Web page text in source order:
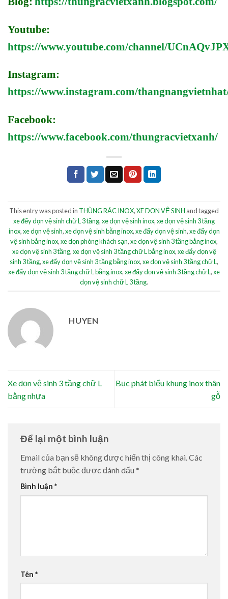
Youtube:
https://www.youtube.com/channel/
Instagram:
https://www.instagram.com/
Facebook:
https://www.facebook.com/thungracvietxanh/
This entry was posted in THÙNG RÁC INOX,XE DỌN VỆ SINH and tagged
xe đểy dọn vệ sinh chữ L 3 tầng,xe dọn vệ sinh inox,xe dọn vệ sinh 3 tầng
inox,xe dọn vệ sinh,xe dọn vệ sinh bằng inox,xe đẩy dọn vệ sinh,xe đẩy dọn
vệ sinh bằng inox,xe dọn phòng khách sạn,xe dọn vệ sinh 3 tầng bằng inox,
xe dọn vệ sinh 3 tầng,xe dọn vệ sinh 3 tầng chữ L bằng inox,xe đẩy dọn vệ
sinh 3 tầng,xe đẩy dọn vệ sinh 3 tầng bằng inox,xe dọn vệ sinh 3 tầng chữ L,
xe đẩy dọn vệ sinh 3 tầng chữ L bằng inox,xe đẩy dọn vệ sinh 3 tầng chữ L,xe
dọn vệ sinh chữ L 3 tầng.
HUYEN
Xe dọn vệ sinh 3 tầng chữ L
bằng nhựa
Bục phát biểu khung inox thân
gỗ
Để lại một bình luận
Email của bạn sẽ không được hiển thị công khai.Các
trường bắt buộc được đánh dấu *
Bình luận *
Tên *